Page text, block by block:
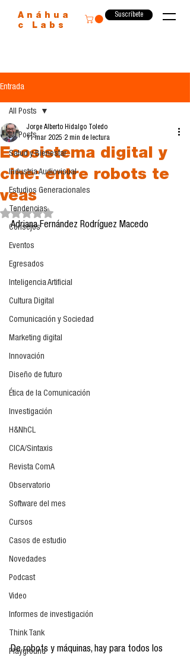
Anáhua
c Labs
Suscríbete
Entrada
All Posts
Salud y Bienestar
Industria Audiovisual
Estudios Generacionales
Tendencias
Consejos
Eventos
Egresados
Inteligencia Artificial
Cultura Digital
Comunicación y Sociedad
Marketing digital
Innovación
Diseño de futuro
Ética de la Comunicación
Investigación
H&NhCL
CICA/Sintaxis
Revista ComA
Observatorio
Software del mes
Cursos
Casos de estudio
Novedades
Podcast
Video
Informes de investigación
Think Tank
Playground
All Posts
Ecosistema digital y
cine: entre robots te
veas
Jorge Alberto Hidalgo Toledo
11 mar 2025 2 min de lectura
Obtuvo NaN de 5 estrellas.
Adriana Fernández Rodríguez Macedo
De robots y máquinas, hay para todos los